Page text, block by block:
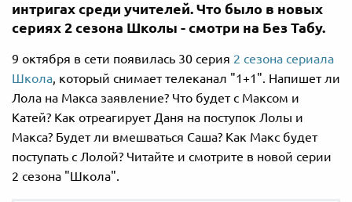
интригах среди учителей. Что было в новых
сериях 2 сезона Школы - смотри на Без Табу.
9 октября в сети появилась 30 серия 2 сезона сериала
Школа, который снимает телеканал "1+1". Напишет ли
Лола на Макса заявление? Что будет с Максом и
Катей? Как отреагирует Даня на поступок Лолы и
Макса? Будет ли вмешваться Саша? Как Макс будет
поступать с Лолой? Читайте и смотрите в новой серии
2 сезона "Школа".